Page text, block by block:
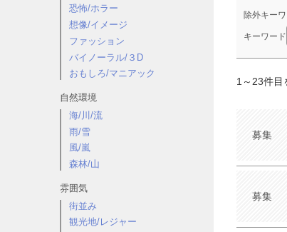
恐怖/ホラー
想像/イメージ
ファッション
バイノーラル/３D
おもしろ/マニアック
自然環境
海/川/流
雨/雪
風/嵐
森林/山
雰囲気
街並み
観光地/レジャー
除外キー
キーワード
1 ～ 23件目
募集
募集